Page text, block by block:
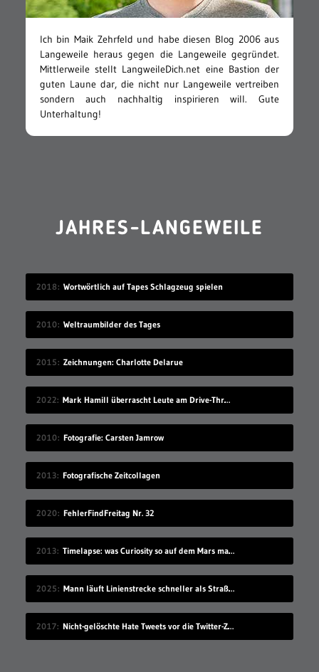
Ich bin Maik Zehrfeld und habe diesen Blog 2006 aus
Langeweile heraus gegen die Langeweile gegründet.
Mittlerweile stellt LangweileDich.net eine Bastion der
guten Laune dar, die nicht nur Langeweile vertreiben
sondern auch nachhaltig inspirieren will. Gute
Unterhaltung!
JAHRES-LANGEWEILE
2018 Wortwörtlich auf Tapes Schlagzeug spielen
2010 Weltraumbilder des Tages
2015 Zeichnungen: Charlotte Delarue
2022 Mark Hamill überrascht Leute am Drive-Thru-Schalter
2010 Fotografie: Carsten Jamrow
2013 Fotografische Zeitcollagen
2020 FehlerFindFreitag Nr. 32
2013 Timelapse: was Curiosity so auf dem Mars macht
2025 Mann läuft Linienstrecke schneller als Straßenbahn
2017 Nicht-gelöschte Hate Tweets vor die Twitter-Zentrale gesprüht